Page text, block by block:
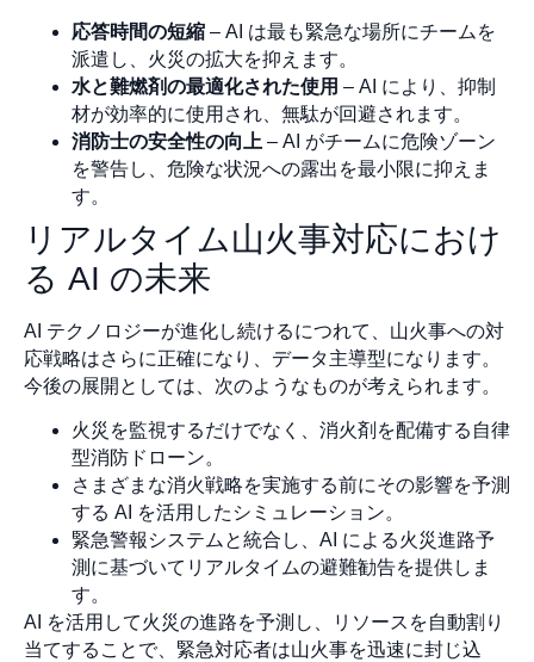
応答時間の短縮 – AI は最も緊急な場所にチームを
派遣し、火災の拡大を抑えます。
水と難燃剤の最適化された使用 – AI により、抑制
材が効率的に使用され、無駄が回避されます。
消防士の安全性の向上 – AI がチームに危険ゾーン
を警告し、危険な状況への露出を最小限に抑えま
す。
リアルタイム山火事対応におけ
る AI の未来
AI テクノロジーが進化し続けるにつれて、山火事への対
応戦略はさらに正確になり、データ主導型になります。
今後の展開としては、次のようなものが考えられます。
火災を監視するだけでなく、消火剤を配備する自律
型消防ドローン。
さまざまな消火戦略を実施する前にその影響を予測
する AI を活用したシミュレーション。
緊急警報システムと統合し、AI による火災進路予
測に基づいてリアルタイムの避難勧告を提供しま
す。
AI を活用して火災の進路を予測し、リソースを自動割り
当てすることで、緊急対応者は山火事を迅速に封じ込